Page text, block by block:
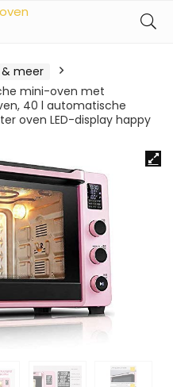
& meer
mini-oven met
40 l automatische
oven LED-display happy